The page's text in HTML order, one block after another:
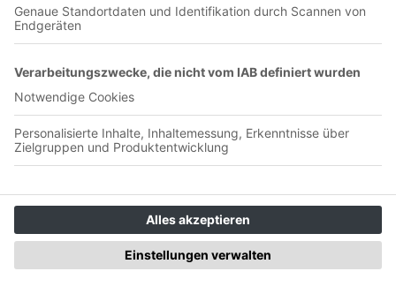
thematisiert hat. --- Send in a voice message:
https://anchor.fm/mitgeredet/message
Mavropanos und die Schlacht am
Niederrhein